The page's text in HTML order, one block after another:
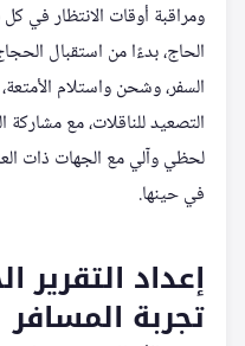
ومراقبة أوقات الانتظار في
الحاج، بدءًا من استقبال
السفر، وشحن واستلام
التصعيد للناقلات، مع
لحظي وآلي مع الجهات ذات
في حينها.
إعداد التقرير
تجربة المسافر